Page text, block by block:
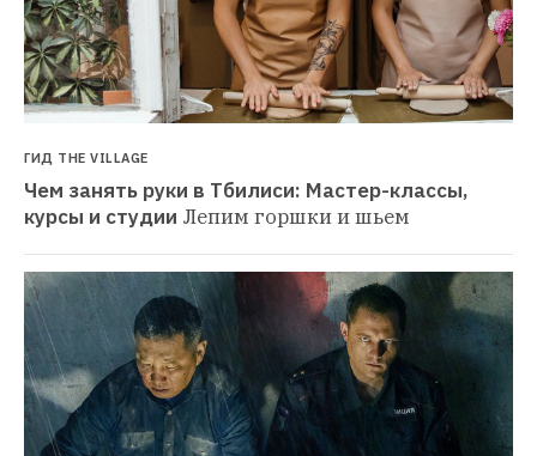
ГИД THE VILLAGE
Чем занять руки в Тбилиси: Мастер-классы,
курсы и студии Лепим горшки и шьем